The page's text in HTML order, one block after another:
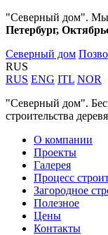
"Северный дом". Мы
Петербург,
Северный дом
RUS
RUS ENG ITL NOR
"Северный дом".
строительства
О компании
Проекты
Галерея
Процесс
Загородное
Полезное
Цены
Контакты